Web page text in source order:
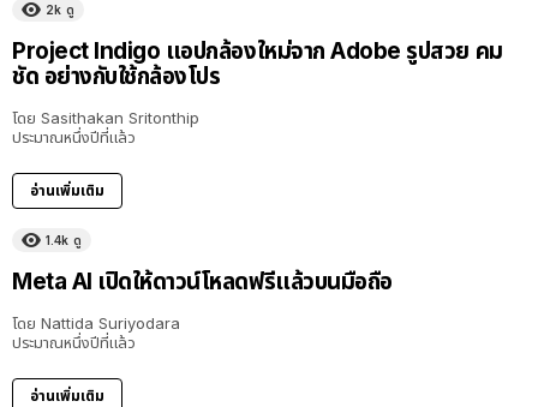
2k ดู
Project Indigo แอปกล้องใหม่จาก Adobe รูปสวย คม
ชัด อย่างกับใช้กล้องโปร
โดย Sasithakan Sritonthip
ประมาณหนึ่งปีที่แล้ว
อ่านเพิ่มเติม
1.4k ดู
Meta AI เปิดให้ดาวน์โหลดฟรีแล้วบนมือถือ
โดย Nattida Suriyodara
ประมาณหนึ่งปีที่แล้ว
อ่านเพิ่มเติม